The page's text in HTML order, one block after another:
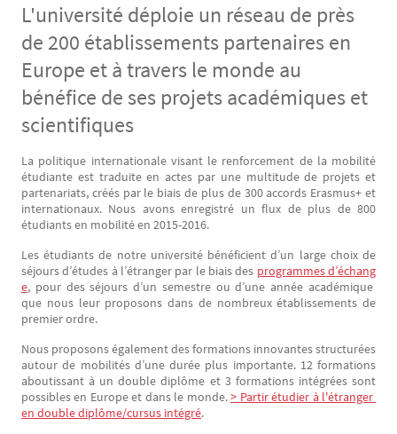
L'université déploie un réseau de près
de 200 établissements partenaires en
Europe et à travers le monde au
bénéfice de ses projets académiques et
scientifiques
Texte
La politique internationale visant le renforcement de la mobilité
étudiante est traduite en actes par une multitude de projets et
partenariats, créés par le biais de plus de 300 accords Erasmus+ et
internationaux. Nous avons enregistré un flux de plus de 800
étudiants en mobilité en 2015-2016.
Les étudiants de notre université bénéficient d’un large choix de
séjours d’études à l’étranger par le biais des programmes d’échang
e, pour des séjours d’un semestre ou d’une année académique
que nous leur proposons dans de nombreux établissements de
premier ordre.
Nous proposons également des formations innovantes structurées
autour de mobilités d’une durée plus importante. 12 formations
aboutissant à un double diplôme et 3 formations intégrées sont
possibles en Europe et dans le monde.> Partir étudier à l'étranger
en double diplôme/cursus intégré.